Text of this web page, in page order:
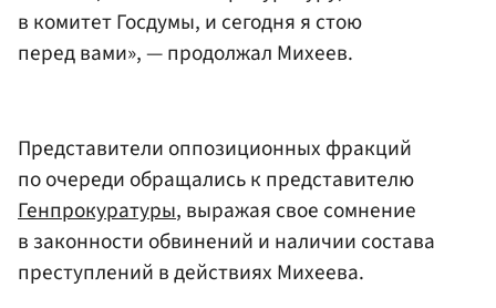
в комитет Госдумы, и сегодня я стою
перед вами», — продолжал Михеев.
Представители оппозиционных фракций
по очереди обращались к представителю
Генпрокуратуры, выражая свое сомнение
в законности обвинений и наличии состава
преступлений в действиях Михеева.